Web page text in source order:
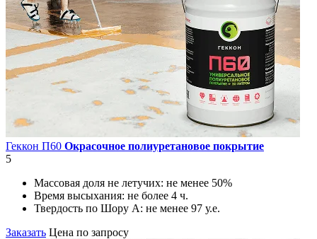
Геккон П60 Окрасочное полиуретановое покрытие
5
Массовая доля не летучих: не менее 50%
Время высыхания: не более 4 ч.
Твердость по Шору А: не менее 97 у.е.
Заказать Цена по запросу